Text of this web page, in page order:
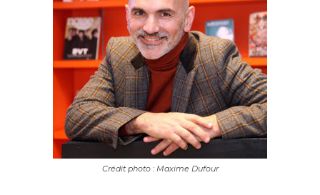
Crédit photo : Maxime Dufour